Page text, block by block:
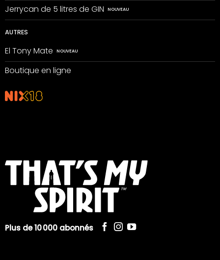
Jerrycan de 5 litres de GIN
AUTRES
El Tony Mate
Boutique en ligne
Plus de 10 000 abonnés